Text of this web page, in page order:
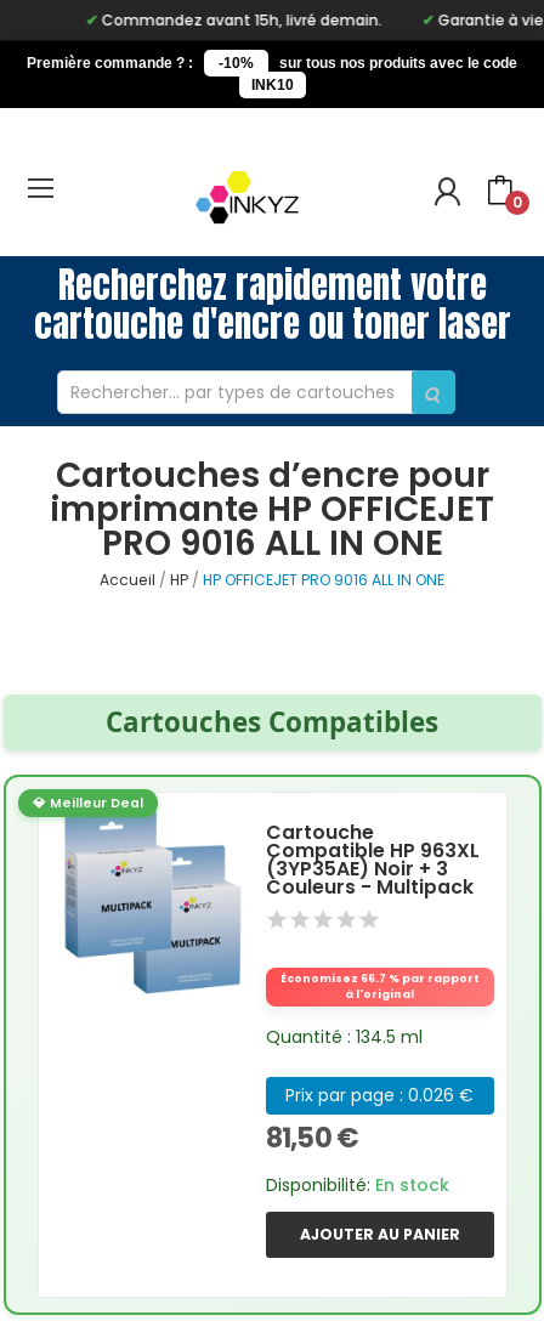
Commandez avant 15h, livré demain. Garantie à vie
Première commande ? : -10%
sur tous nos produits avec le code
INK10
0
Recherchez rapidement votre
cartouche d'encre ou toner laser
Cartouches d’encre pour
imprimante HP OFFICEJET
PRO 9016 ALL IN ONE
Accueil HP HP OFFICEJET PRO 9016 ALL IN ONE
Cartouches Compatibles
💎 Meilleur Deal
Cartouche
Compatible HP 963XL
(3YP35AE) Noir + 3
Couleurs - Multipack
Économisez 66.7 % par rapport
à l'original
Quantité : 134.5 ml
Prix par page : 0.026 €
81,50 €
Disponibilité: En stock
AJOUTER AU PANIER